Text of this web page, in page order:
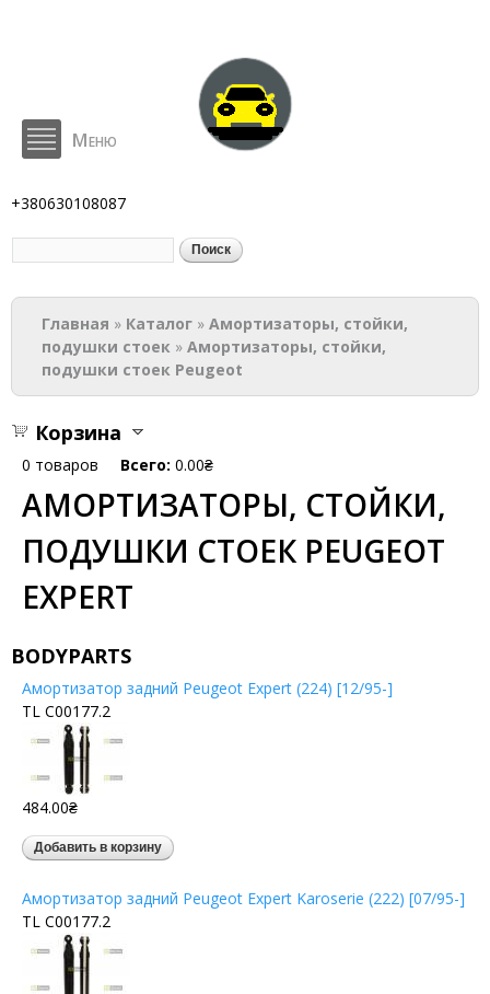
содержанию
BodyParts
Меню
+380630108087
Форма поиска
Вы здесь
Главная » Каталог » Амортизаторы, стойки,
подушки стоек » Амортизаторы, стойки,
подушки стоек Peugeot
Корзина
0 товаров Всего: 0.00₴
АМОРТИЗАТОРЫ, СТОЙКИ,
ПОДУШКИ СТОЕК PEUGEOT
EXPERT
BODYPARTS
Амортизатор задний Peugeot Expert (224) [12/95-]
TL C00177.2
484.00₴
Амортизатор задний Peugeot Expert Karoserie (222) [07/95-]
TL C00177.2